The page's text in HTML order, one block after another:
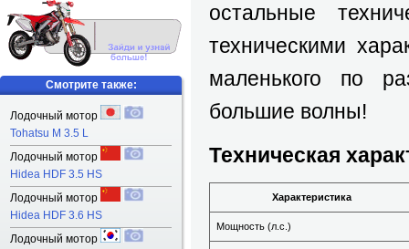
остальные
техническими
маленького по
большие волны!
Техническая
Характеристика
Мощность (л.с.)
Смотрите также:
Лодочный мотор
Tohatsu M 3.5 L
Лодочный мотор
Hidea HDF 3.5 HS
Лодочный мотор
Hidea HDF 3.6 HS
Лодочный мотор